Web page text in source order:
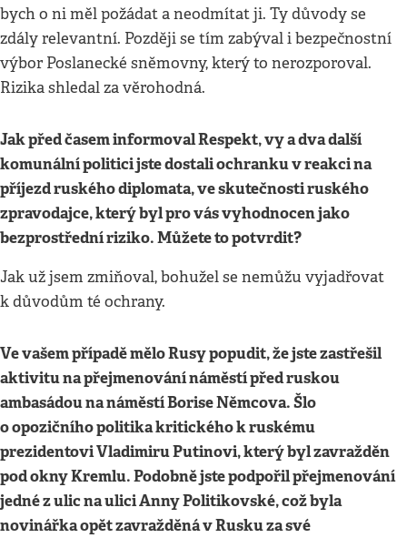
bych o ni měl požádat a neodmítat ji. Ty důvody se
zdály relevantní. Později se tím zabýval i bezpečnostní
výbor Poslanecké sněmovny, který to nerozporoval.
Rizika shledal za věrohodná.
Jak před časem informoval Respekt, vy a dva další
komunální politici jste dostali ochranku v reakci na
příjezd ruského diplomata, ve skutečnosti ruského
zpravodajce, který byl pro vás vyhodnocen jako
bezprostřední riziko. Můžete to potvrdit?
Jak už jsem zmiňoval, bohužel se nemůžu vyjadřovat
k důvodům té ochrany.
Ve vašem případě mělo Rusy popudit, že jste zastřešil
aktivitu na přejmenování náměstí před ruskou
ambasádou na náměstí Borise Němcova. Šlo
o opozičního politika kritického k ruskému
prezidentovi Vladimiru Putinovi, který byl zavražděn
pod okny Kremlu. Podobně jste podpořil přejmenování
jedné z ulic na ulici Anny Politikovské, což byla
novinářka opět zavražděná v Rusku za své